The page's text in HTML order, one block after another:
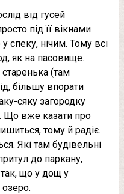
від гусей
під її вікнами
спеку, нічим. Тому всі
як на пасовище.
(там
більшу впорати
сяку загородку
Що вже казати про
тому й радіє.
Які там будівельні
до паркану,
що у дощ у
озеро.